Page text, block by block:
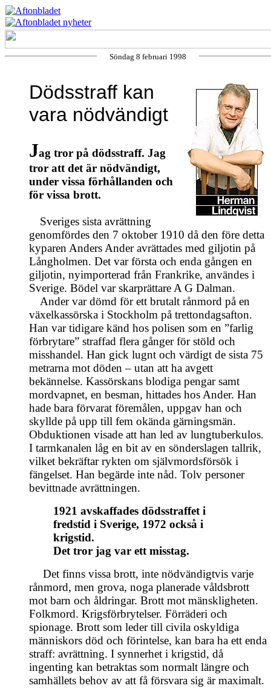
Söndag 8 februari 1998
Dödsstraff kan
vara nödvändigt
Jag tror på dödsstraff. Jag
tror att det är nödvändigt,
under vissa förhållanden och
för vissa brott.
Sveriges sista avrättning
genomfördes den 7 oktober 1910 då den före detta
kyparen Anders Ander avrättades med giljotin på
Långholmen. Det var första och enda gången en
giljotin, nyimporterad från Frankrike, användes i
Sverige. Bödel var skarprättare A G Dalman.
Ander var dömd för ett brutalt rånmord på en
växelkassörska i Stockholm på trettondagsafton.
Han var tidigare känd hos polisen som en ”farlig
förbrytare” straffad flera gånger för stöld och
misshandel. Han gick lugnt och värdigt de sista 75
metrarna mot döden – utan att ha avgett
bekännelse. Kassörskans blodiga pengar samt
mordvapnet, en besman, hittades hos Ander. Han
hade bara förvarat föremålen, uppgav han och
skyllde på upp till fem okända gärningsmän.
Obduktionen visade att han led av lungtuberkulos.
I tarmkanalen låg en bit av en sönderslagen tallrik,
vilket bekräftar rykten om självmordsförsök i
fängelset. Han begärde inte nåd. Tolv personer
bevittnade avrättningen.
1921 avskaffades dödsstraffet i
fredstid i Sverige, 1972 också i
krigstid.
Det tror jag var ett misstag.
Det finns vissa brott, inte nödvändigtvis varje
rånmord, men grova, noga planerade våldsbrott
mot barn och åldringar. Brott mot mänskligheten.
Folkmord. Krigsförbrytelser. Förräderi och
spionage. Brott som leder till civila oskyldiga
människors död och förintelse, kan bara ha ett enda
straff: avrättning. I synnerhet i krigstid, då
ingenting kan betraktas som normalt längre och
samhällets behov av att få försvara sig är maximalt.